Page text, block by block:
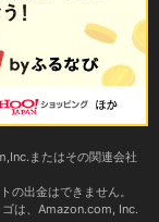
またはその関連会社
の出金はできません。
は、Amazon.com, Inc.